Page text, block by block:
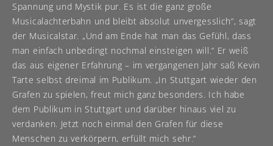
Spannung und Mystik pur. Es ist die ganz große
Musicalachterbahn und bleibt absolut unvergesslich“, sagt
der Musicalstar. „Und am Ende hat man das Gefühl, dass
man einfach unbedingt nochmal einsteigen will.“ Er weiß
das aus eigener Erfahrung – im vergangenen Jahr saß Kevin
Tarte selbst dreimal im Publikum. „In Stuttgart wieder den
Grafen zu spielen, freut mich ganz besonders. Ich habe
dem Publikum in Stuttgart und darüber hinaus viel zu
verdanken. Jetzt noch einmal den Grafen für diese
Menschen zu verkörpern, erfüllt mich sehr.“